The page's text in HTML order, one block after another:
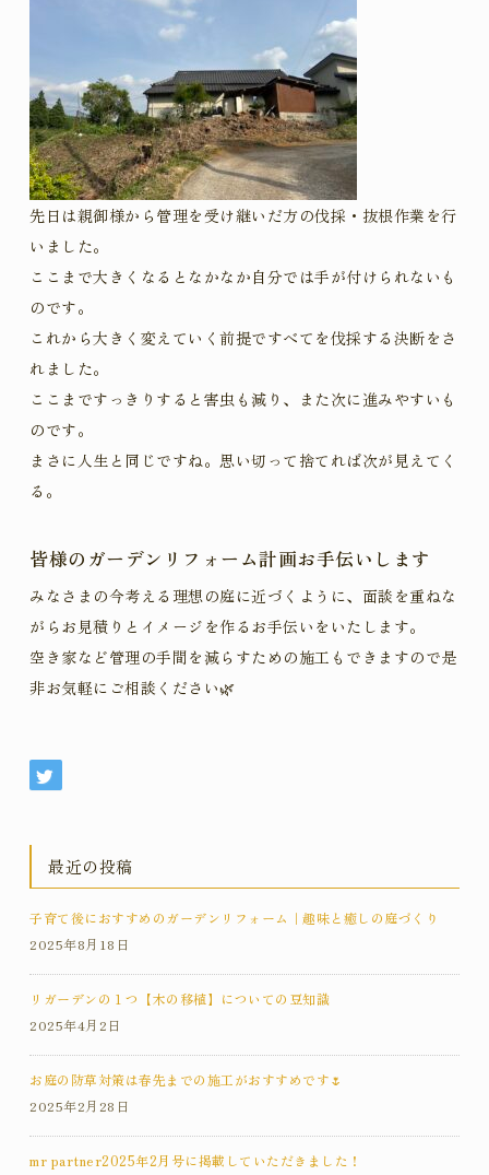
先日は親御様から管理を受け継いだ方の伐採・抜根作業を行
いました。
ここまで大きくなるとなかなか自分では手が付けられないも
のです。
これから大きく変えていく前提ですべてを伐採する決断をさ
れました。
ここまですっきりすると害虫も減り、また次に進みやすいも
のです。
まさに人生と同じですね。思い切って捨てれば次が見えてく
る。
皆様のガーデンリフォーム計画お手伝いします
みなさまの今考える理想の庭に近づくように、面談を重ねな
がらお見積りとイメージを作るお手伝いをいたします。
空き家など管理の手間を減らすための施工もできますので是
非お気軽にご相談ください🌿
最近の投稿
子育て後におすすめのガーデンリフォーム｜趣味と癒しの庭づくり
2025年8月18日
リガーデンの１つ【木の移植】についての豆知識
2025年4月2日
お庭の防草対策は春先までの施工がおすすめです🌷
2025年2月28日
mr partner2025年2月号に掲載していただきました！